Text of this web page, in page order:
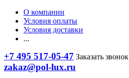
О компании
Условия оплаты
Условия доставки
...
+7 495 517-05-47 Заказать звонок
zakaz@pol-lux.ru